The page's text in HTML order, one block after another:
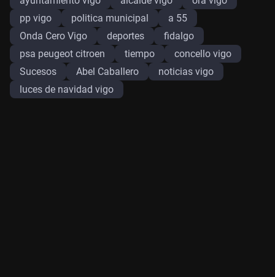
pp vigo
politica municipal
a 55
Onda Cero Vigo
deportes
fidalgo
psa peugeot citroen
tiempo
concello vigo
Sucesos
Abel Caballero
noticias vigo
luces de navidad vigo